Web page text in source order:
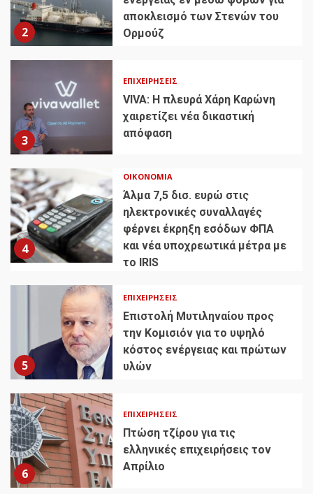
2
αποκλεισμό των Στενών του
Ορμούζ
3
ΕΠΙΧΕΙΡΉΣΕΙΣ
VIVA: Η πλευρά Χάρη Καρώνη
χαιρετίζει νέα δικαστική
απόφαση
4
ΟΙΚΟΝΟΜΊΑ
Άλμα 7,5 δισ. ευρώ στις
ηλεκτρονικές συναλλαγές
φέρνει έκρηξη εσόδων ΦΠΑ
και νέα υποχρεωτικά μέτρα με
το IRIS
5
ΕΠΙΧΕΙΡΉΣΕΙΣ
Επιστολή Μυτιληναίου προς
την Κομισιόν για το υψηλό
κόστος ενέργειας και πρώτων
υλών
6
ΕΠΙΧΕΙΡΉΣΕΙΣ
Πτώση τζίρου για τις
ελληνικές επιχειρήσεις τον
Απρίλιο